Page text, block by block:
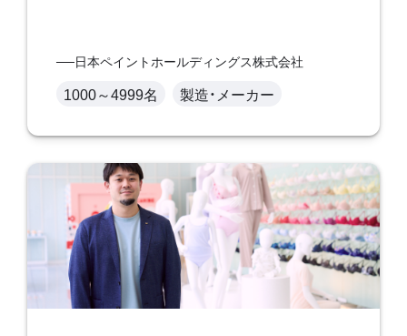
日本ペイントホールディングス株式会社
1000～4999名 製造・メーカー